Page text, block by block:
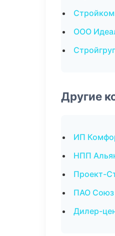
ООО
Другие
ИП
НПП
Проект-
ПАО Союз
Дилер-